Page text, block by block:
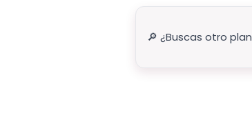
🔎 ¿Buscas otro